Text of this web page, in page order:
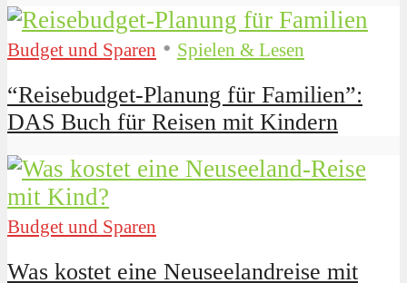
Budget und Sparen • Spielen & Lesen
“Reisebudget-Planung für Familien”:
DAS Buch für Reisen mit Kindern
Budget und Sparen
Was kostet eine Neuseelandreise mit